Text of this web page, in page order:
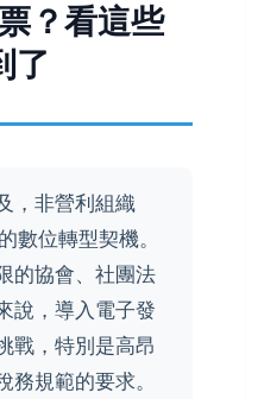
？看這些
了
，非營利組織
數位轉型契機。
的協會、社團法
說，導入電子發
戰，特別是高昂
務規範的要求。